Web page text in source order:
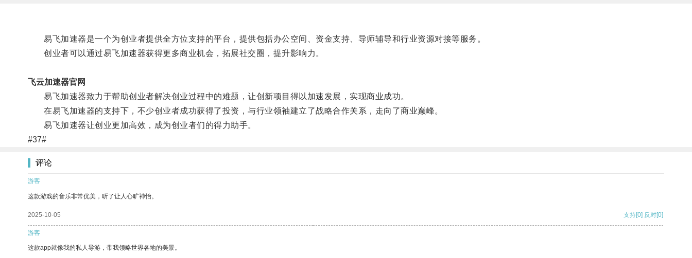
易飞加速器是一个为创业者提供全方位支持的平台，提供包括办公空间、资金支持、导师辅导和行业资源对接等服务。
创业者可以通过易飞加速器获得更多商业机会，拓展社交圈，提升影响力。
飞云加速器官网
易飞加速器致力于帮助创业者解决创业过程中的难题，让创新项目得以加速发展，实现商业成功。
在易飞加速器的支持下，不少创业者成功获得了投资，与行业领袖建立了战略合作关系，走向了商业巅峰。
易飞加速器让创业更加高效，成为创业者们的得力助手。
#37#
评论
游客
这款游戏的音乐非常优美，听了让人心旷神怡。
2025-10-05 支持[0] 反对[0]
游客
这款app就像我的私人导游，带我领略世界各地的美景。